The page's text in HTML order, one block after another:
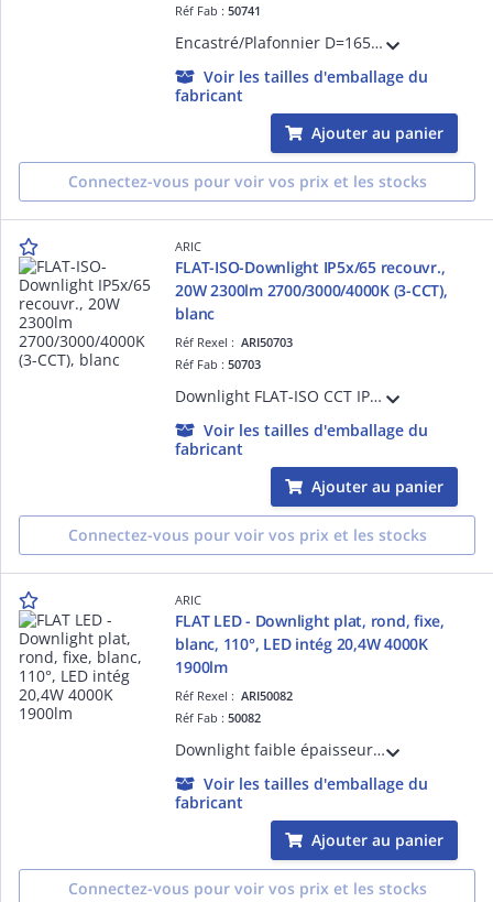
Réf Fab :50741
Encastré/Plafonnier D=165mm, encastrement réglable ou installation saillie, extra-plat, alim. intégrée. LED 110° 12W 30000h 1050lm, température de couleur réglable (CCT 3000/4000/6000K). Variable (coupure de phase). Avec détecteur PIR.
Voir les tailles d'emballage du
fabricant
Ajouter au panier
Connectez-vous pour voir vos prix et les stocks
ARIC
FLAT-ISO-Downlight IP5x/65 recouvr.,
20W 2300lm 2700/3000/4000K (3-CCT),
blanc
Réf Rexel :ARI50703
Réf Fab :50703
Downlight FLAT-ISO CCT IP5x/65, D=230mm, collerette aluminium blanc, recouvrable et adapté RE2020 et NFC15-100, LED 110° 20W 30000h, 2300 lm, interrupteur CCT à l'arrière du spot (2700, 3000 ou 4000K)
Voir les tailles d'emballage du
fabricant
Ajouter au panier
Connectez-vous pour voir vos prix et les stocks
ARIC
FLAT LED - Downlight plat, rond, fixe,
blanc, 110°, LED intég 20,4W 4000K
1900lm
Réf Rexel :ARI50082
Réf Fab :50082
Downlight faible épaisseur, rond D=240mm, fixe, blanc, 110°, LED intégrée 20,4W 4000K 1900 lm, 35000h. Alimentation LED séparée pré-câblée, classe 2, IP20 fournie. Boite de connexion repiquable.
Voir les tailles d'emballage du
fabricant
Ajouter au panier
Connectez-vous pour voir vos prix et les stocks